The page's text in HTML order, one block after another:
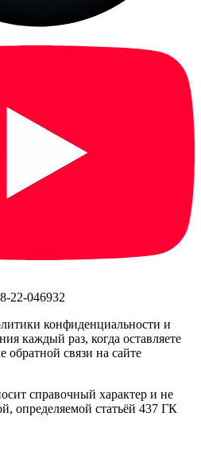
22-046932
конфиденциальности и
каждый раз, когда оставляете
связи на сайте
справочный характер и не
определяемой статьёй 437 ГК